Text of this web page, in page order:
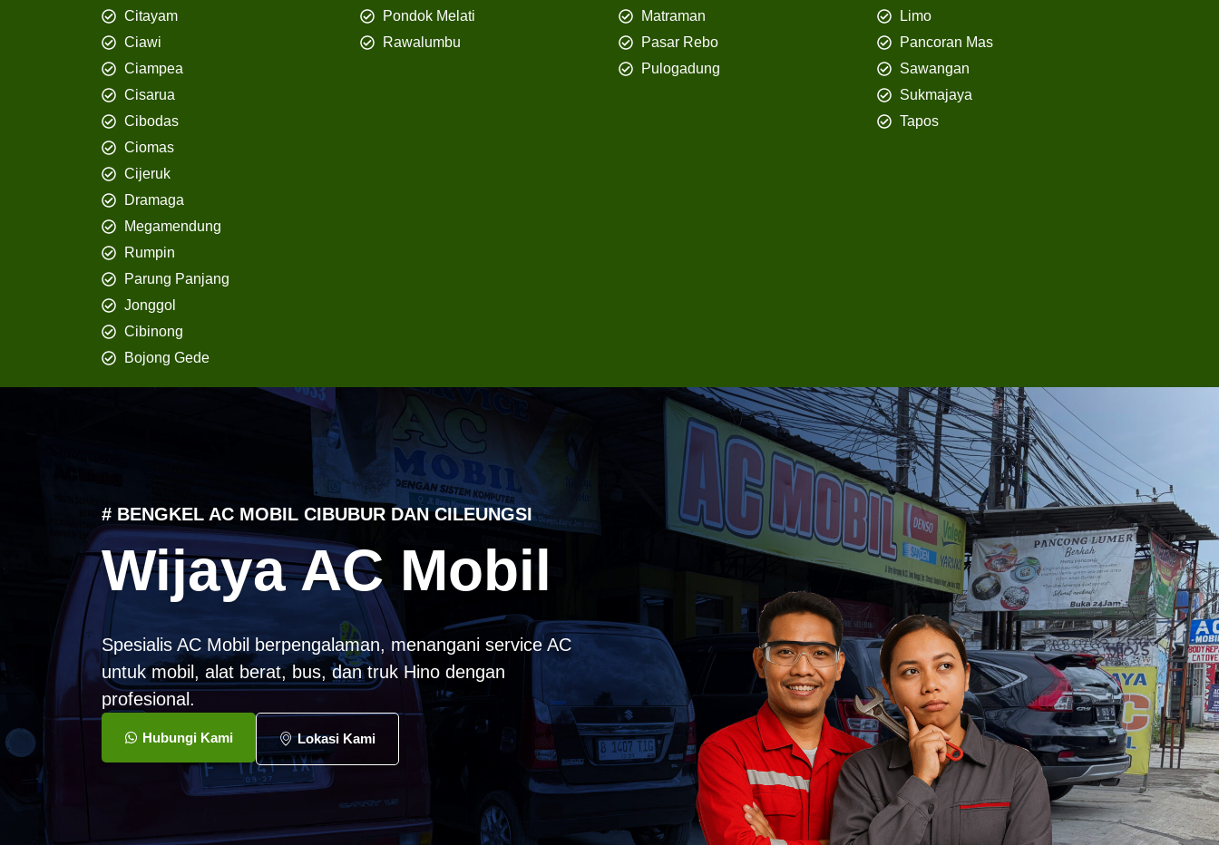
Citayam
Ciawi
Ciampea
Cisarua
Cibodas
Ciomas
Cijeruk
Dramaga
Megamendung
Rumpin
Parung Panjang
Jonggol
Cibinong
Bojong Gede
Pondok Melati
Rawalumbu
Matraman
Pasar Rebo
Pulogadung
Limo
Pancoran Mas
Sawangan
Sukmajaya
Tapos
# BENGKEL AC MOBIL CIBUBUR DAN CILEUNGSI
Wijaya AC Mobil
Spesialis AC Mobil berpengalaman, menangani service AC
untuk mobil, alat berat, bus, dan truk Hino dengan
profesional.
Hubungi Kami Lokasi Kami